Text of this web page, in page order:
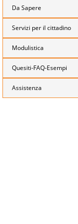
Da Sapere
Servizi per il cittadino
Modulistica
Quesiti-FAQ-Esempi
Assistenza